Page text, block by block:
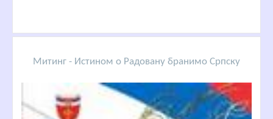
Митинг - Истином о Радовану бранимо Српску